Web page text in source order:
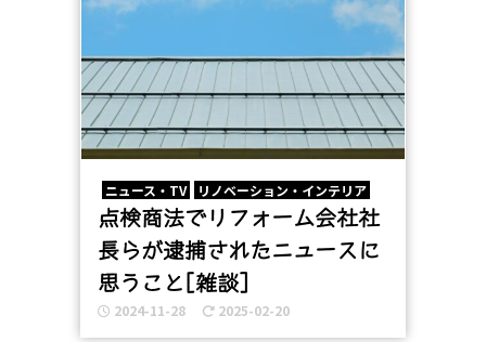
ニュース・TV リノベーション・インテリア
点検商法でリフォーム会社社
長らが逮捕されたニュースに
思うこと[雑談]
2024-11-28 2025-02-20